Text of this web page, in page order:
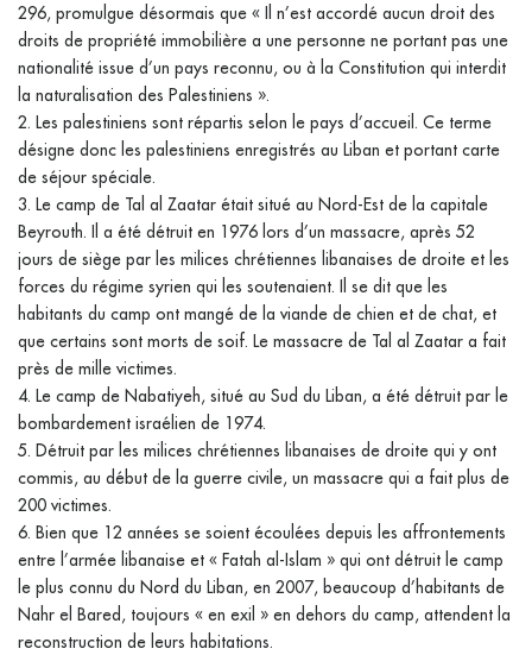
296, promulgue désormais que « Il n’est accordé aucun droit des
droits de propriété immobilière a une personne ne portant pas une
nationalité issue d’un pays reconnu, ou à la Constitution qui interdit
la naturalisation des Palestiniens ».
2. Les palestiniens sont répartis selon le pays d’accueil. Ce terme
désigne donc les palestiniens enregistrés au Liban et portant carte
de séjour spéciale.
3. Le camp de Tal al Zaatar était situé au Nord-Est de la capitale
Beyrouth. Il a été détruit en 1976 lors d’un massacre, après 52
jours de siège par les milices chrétiennes libanaises de droite et les
forces du régime syrien qui les soutenaient. Il se dit que les
habitants du camp ont mangé de la viande de chien et de chat, et
que certains sont morts de soif. Le massacre de Tal al Zaatar a fait
près de mille victimes.
4. Le camp de Nabatiyeh, situé au Sud du Liban, a été détruit par le
bombardement israélien de 1974.
5. Détruit par les milices chrétiennes libanaises de droite qui y ont
commis, au début de la guerre civile, un massacre qui a fait plus de
200 victimes.
6. Bien que 12 années se soient écoulées depuis les affrontements
entre l’armée libanaise et « Fatah al-Islam » qui ont détruit le camp
le plus connu du Nord du Liban, en 2007, beaucoup d’habitants de
Nahr el Bared, toujours « en exil » en dehors du camp, attendent la
reconstruction de leurs habitations.